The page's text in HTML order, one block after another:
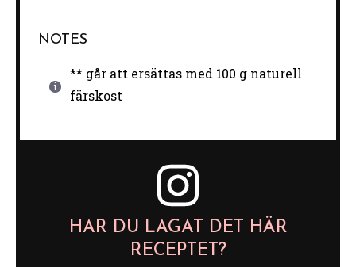
NOTES
** går att ersättas med 100 g naturell
färskost
HAR DU LAGAT DET HÄR
RECEPTET?